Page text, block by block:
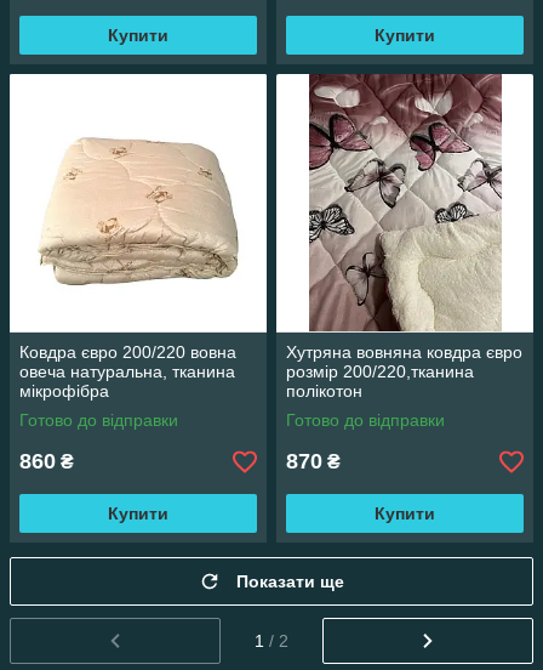
Купити Купити
Ковдра євро 200/220 вовна
овеча натуральна, тканина
мікрофібра
Готово до відправки
860 ₴
Купити
Хутряна вовняна ковдра євро
розмір 200/220,тканина
полікотон
Готово до відправки
870 ₴
Купити
Показати ще
1 / 2